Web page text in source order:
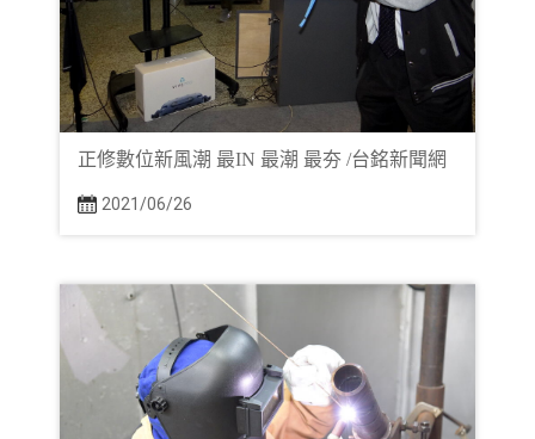
正修數位新風潮 最IN 最潮 最夯 /台銘新聞網
2021/06/26